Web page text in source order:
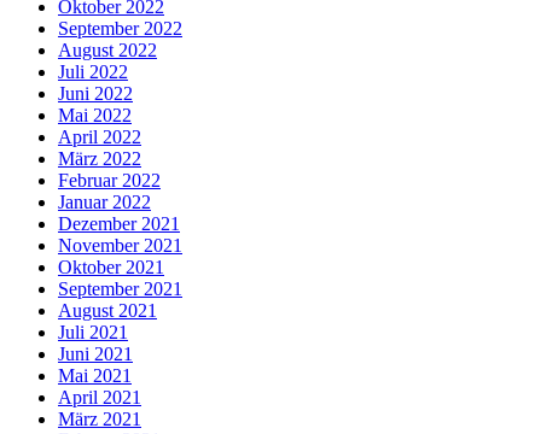
Oktober 2022
September 2022
August 2022
Juli 2022
Juni 2022
Mai 2022
April 2022
März 2022
Februar 2022
Januar 2022
Dezember 2021
November 2021
Oktober 2021
September 2021
August 2021
Juli 2021
Juni 2021
Mai 2021
April 2021
März 2021